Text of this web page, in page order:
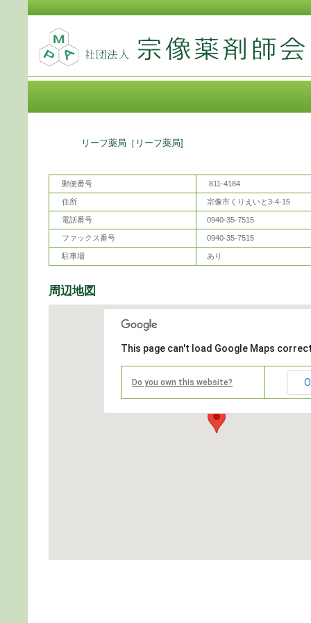
リーフ薬局 ［リーフ薬局]
郵便番号 811-4184
住所 宗像市くりえいと3-4-15
電話番号 0940-35-7515
ファックス番号 0940-35-7515
駐車場 あり
周辺地図
This page can't load Google Maps
Do you own this website?